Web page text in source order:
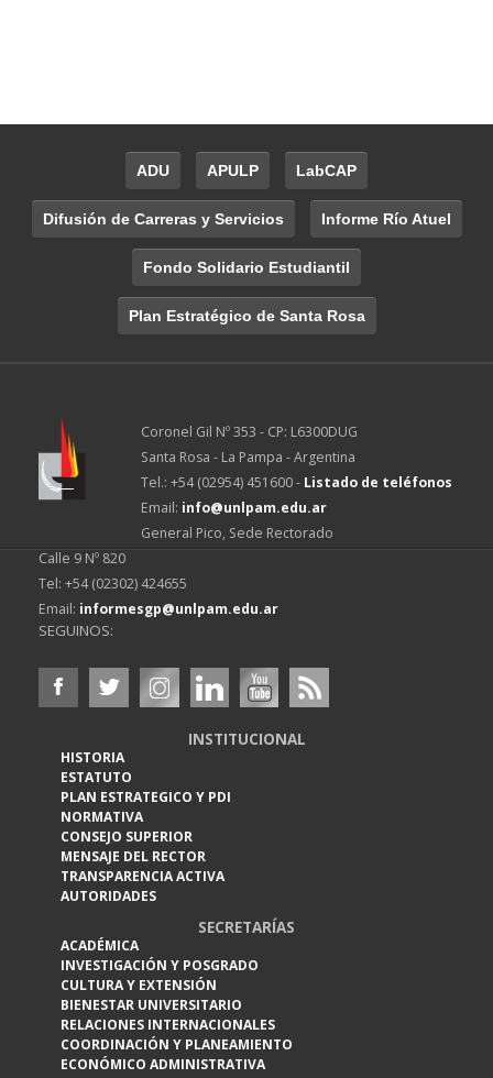
ADU APULP LabCAP
Difusión de Carreras y Servicios Informe Río Atuel
Fondo Solidario Estudiantil
Plan Estratégico de Santa Rosa
Coronel Gil Nº 353 - CP: L6300DUG
Santa Rosa - La Pampa - Argentina
Tel.: +54 (02954) 451600 - Listado de teléfonos
Email: info@unlpam.edu.ar
General Pico, Sede Rectorado
Calle 9 Nº 820
Tel: +54 (02302) 424655
Email: informesgp@unlpam.edu.ar
SEGUINOS:
INSTITUCIONAL
HISTORIA
ESTATUTO
PLAN ESTRATEGICO Y PDI
NORMATIVA
CONSEJO SUPERIOR
MENSAJE DEL RECTOR
TRANSPARENCIA ACTIVA
AUTORIDADES
SECRETARÍAS
ACADÉMICA
INVESTIGACIÓN Y POSGRADO
CULTURA Y EXTENSIÓN
BIENESTAR UNIVERSITARIO
RELACIONES INTERNACIONALES
COORDINACIÓN Y PLANEAMIENTO
ECONÓMICO ADMINISTRATIVA